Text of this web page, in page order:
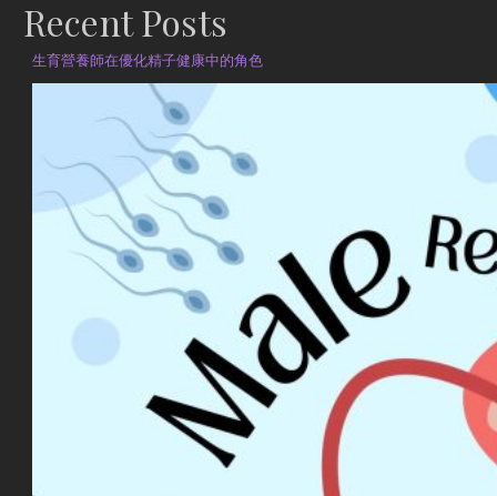
Recent Posts
生育營養師在優化精子健康中的角色